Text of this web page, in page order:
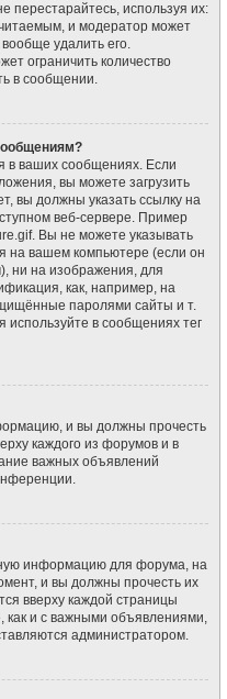
перестарайтесь, используя их:
и модератор может
удалить его.
ограничить количество
в сообщении.
в ваших сообщениях. Если
вы можете загрузить
вы должны указать ссылку на
веб-сервере. Пример
Вы не можете указывать
на вашем компьютере (если он
ни на изображения, для
как, например, на
паролями сайты и т.
используйте в сообщениях тег
и вы должны прочесть
каждого из форумов и в
важных объявлений
информацию для форума, на
и вы должны прочесть их
вверху каждой страницы
как и с важными объявлениями,
администратором.